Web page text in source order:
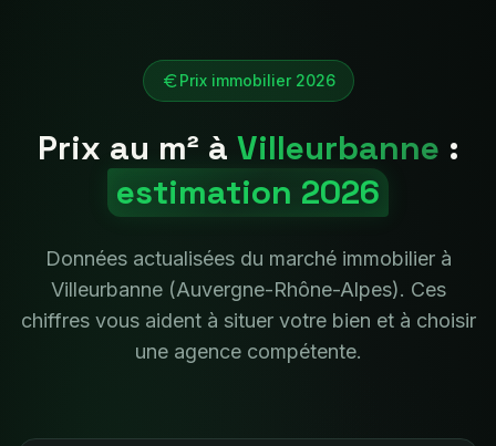
Prix immobilier 2026
Prix au m² à Villeurbanne :
estimation 2026
Données actualisées du marché immobilier à
Villeurbanne(Auvergne-Rhône-Alpes). Ces
chiffres vous aident à situer votre bien et à choisir
une agence compétente.